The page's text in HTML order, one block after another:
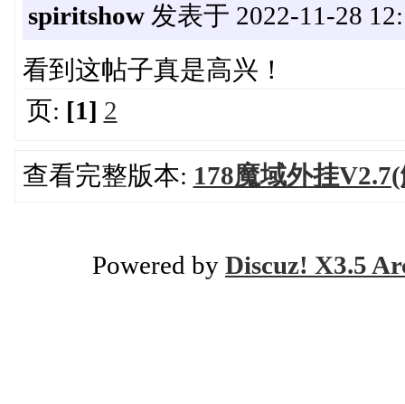
spiritshow发表于 2022-11-28
看到这帖子真是高兴！
页: [1] 2
查看完整版本: 178魔域外挂
Powered by Discuz! X3.5